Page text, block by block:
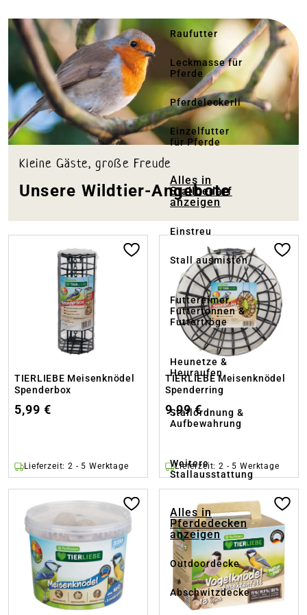
Raufutter
Leckmasse für
Pferde
Pferdeleckerli
Einzelfutter
für Pferde
Alles in
Stallbedarf
anzeigen
Einstreu
Stall ausmisten
Futtereimer,
Futtertonnen &
Futtertröge
Heunetze &
Heuraufen
Stallordnung &
Aufbewahrung
Weitere
Stallausstattung
Alles in
Pferdedecken
anzeigen
Outdoordecke
Abschwitzdecke
Kleine Gäste, große Freude
Unsere Wildtier-Angebote
TIERLIEBE Meisenknödel
Spenderbox
5,99 €
Lieferzeit: 2 - 5 Werktage
TIERLIEBE Meisenknödel
Spenderring
9,99 €
Lieferzeit: 2 - 5 Werktage